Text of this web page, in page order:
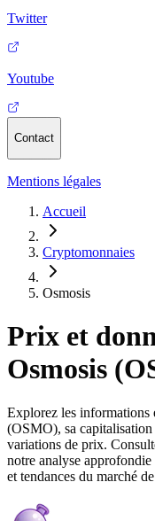
Twitter
Youtube
Contact
Mentions légales
Accueil
Cryptomonnaies
Osmosis
Prix et
Osmosis
Explorez les informations
(OSMO), sa capitalisation
variations de prix.
notre analyse
et tendances du marché